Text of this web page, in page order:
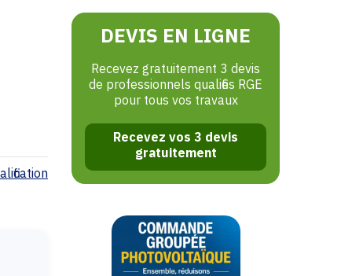
DEVIS EN LIGNE
Recevez gratuitement 3 devis
de professionnels qualifiés RGE
pour tous vos travaux
Recevez vos 3 devis
gratuitement